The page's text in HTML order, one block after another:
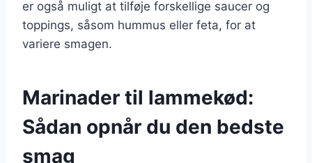
er også muligt at tilføje forskellige saucer og
toppings, såsom hummus eller feta, for at
variere smagen.
Marinader til lammekød:
Sådan opnår du den bedste
smag